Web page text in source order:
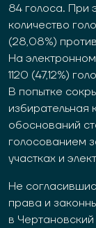
84 голоса. При
количество
(28,08%)
На
1120 (47,12%)
В попытке
обоснований
голосованием
участках и
Не
права и
в